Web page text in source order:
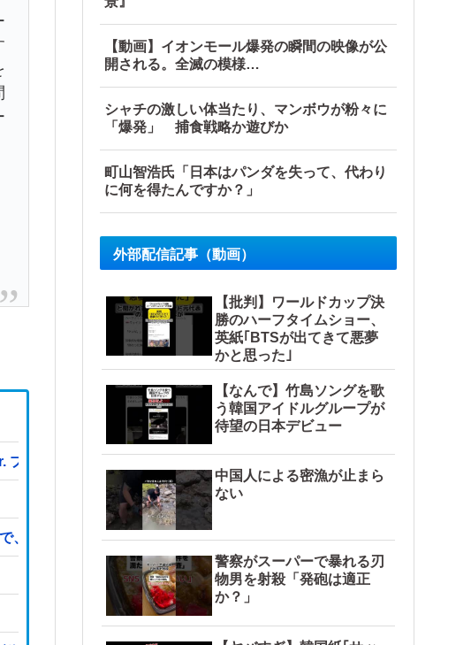
ライズフィギュア【ラウンドワン限定で展開決定】
、品質問題はない」
【動画】イオンモール爆発の瞬間の映像が公
開される。全滅の模様…
シャチの激しい体当たり、マンボウが粉々に
「爆発」 捕食戦略か遊びか
町山智浩氏「日本はパンダを失って、代わり
に何を得たんですか？」
外部配信記事（動画）
【批判】ワールドカップ決
勝のハーフタイムショー、
英紙｢BTSが出てきて悪夢
かと思った｣
【なんで】竹島ソングを歌
う韓国アイドルグループが
待望の日本デビュー
中国人による密漁が止まら
ない
警察がスーパーで暴れる刃
物男を射殺「発砲は適正
か？」